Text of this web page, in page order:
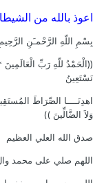
اعوذ بالله من
بِسْمِ اللّهِ الرَّحْمـَنِ الرَّحِيمِ
((الْحَمْدُ للّهِ رَبِّ الْعَالَمِينَ
نَسْتَعِينُ
اهدِنَــــا الصِّرَاطَ
وَلاَ الضَّالِّينَ ))
صدق الله العلي العظيم
اللهم صلي على محمد